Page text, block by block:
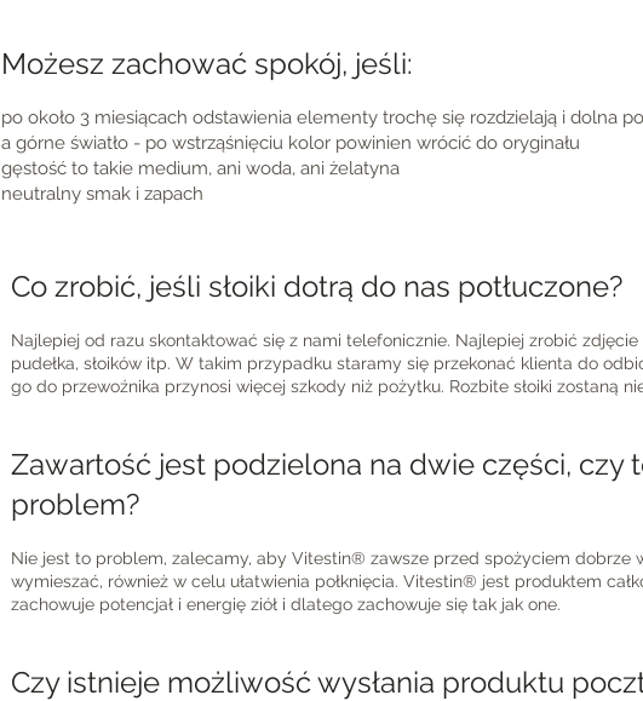
Możesz zachować spokój, jeśli:
po około 3 miesiącach odstawienia elementy trochę się rozdzielają i dolna
a górne światło - po wstrząśnięciu kolor powinien wrócić do oryginału
gęstość to takie medium, ani woda, ani żelatyna
neutralny smak i zapach
Co zrobić, jeśli słoiki dotrą do nas potłuczone?
Najlepiej od razu skontaktować się z nami telefonicznie. Najlepiej zrobić zdjęcie
pudełka, słoików itp. W takim przypadku staramy się przekonać klienta do
go do przewoźnika przynosi więcej szkody niż pożytku. Rozbite słoiki zostaną
Zawartość jest podzielona na dwie części, czy
problem?
Nie jest to problem, zalecamy, aby Vitestin® zawsze przed spożyciem dobrze
wymieszać, również w celu ułatwienia połknięcia. Vitestin® jest produktem
zachowuje potencjał i energię ziół i dlatego zachowuje się tak jak one.
Czy istnieje możliwość wysłania produktu